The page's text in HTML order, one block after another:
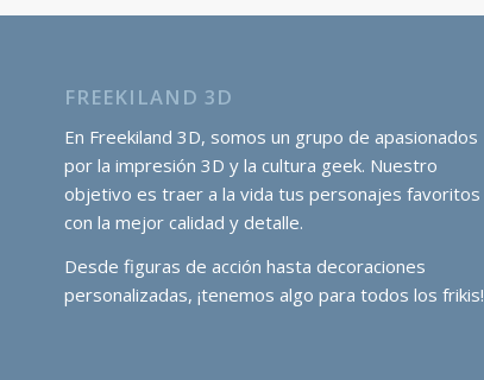
FREEKILAND 3D
En Freekiland 3D, somos un grupo de apasionados
por la impresión 3D y la cultura geek. Nuestro
objetivo es traer a la vida tus personajes favoritos
con la mejor calidad y detalle.
Desde figuras de acción hasta decoraciones
personalizadas, ¡tenemos algo para todos los frikis!